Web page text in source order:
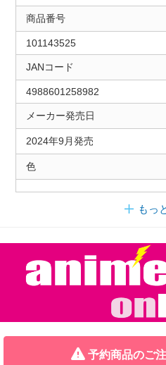
商品番号
101143525
JANコード
4988601258982
メーカー発売日
2024年9月発売
色
もっ
予約商品のご